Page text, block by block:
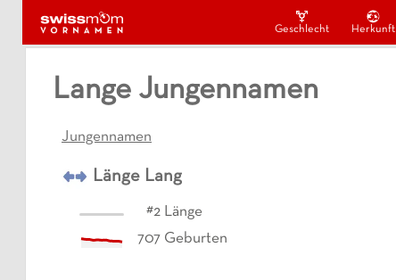
Geschlecht Herkunft
Lange Jungennamen
Jungennamen
Länge Lang
#2 Länge
707 Geburten